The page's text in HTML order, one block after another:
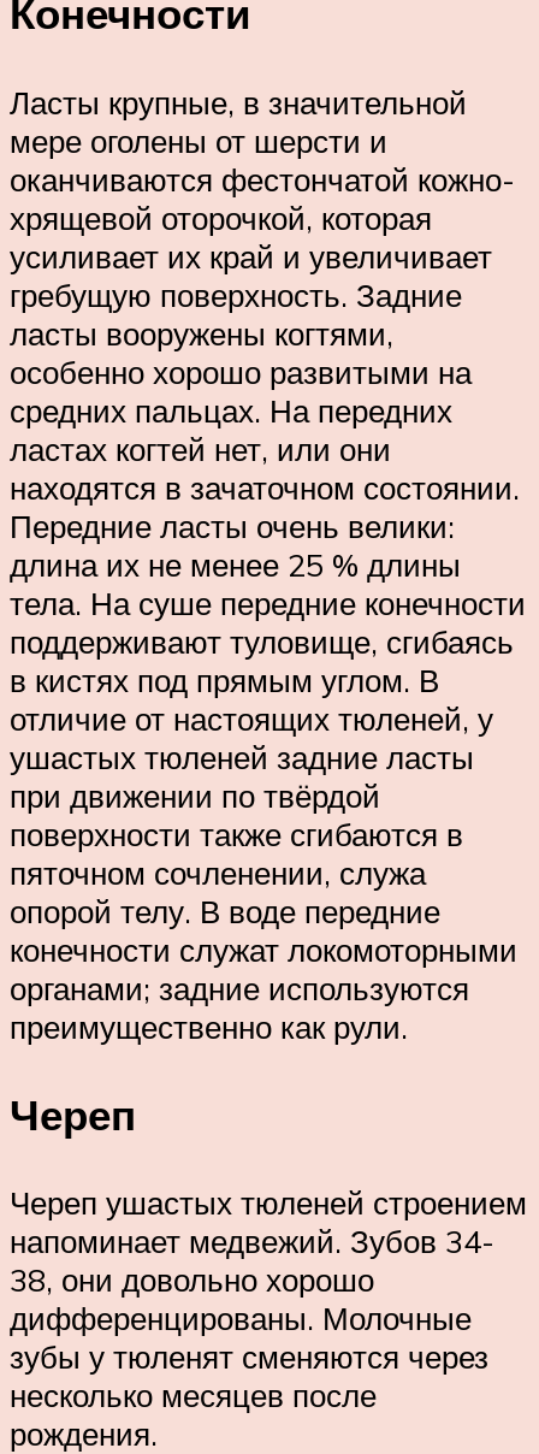
Конечности
Ласты крупные, в значительной
мере оголены от шерсти и
оканчиваются фестончатой кожно-
хрящевой оторочкой, которая
усиливает их край и увеличивает
гребущую поверхность. Задние
ласты вооружены когтями,
особенно хорошо развитыми на
средних пальцах. На передних
ластах когтей нет, или они
находятся в зачаточном состоянии.
Передние ласты очень велики:
длина их не менее 25 % длины
тела. На суше передние конечности
поддерживают туловище, сгибаясь
в кистях под прямым углом. В
отличие от настоящих тюленей, у
ушастых тюленей задние ласты
при движении по твёрдой
поверхности также сгибаются в
пяточном сочленении, служа
опорой телу. В воде передние
конечности служат локомоторными
органами; задние используются
преимущественно как рули.
Череп
Череп ушастых тюленей строением
напоминает медвежий. Зубов 34-
38, они довольно хорошо
дифференцированы. Молочные
зубы у тюленят сменяются через
несколько месяцев после
рождения.